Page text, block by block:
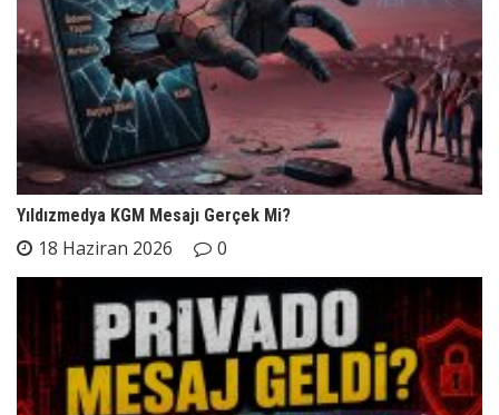
Yıldızmedya KGM Mesajı Gerçek Mi?
18 Haziran 2026 0